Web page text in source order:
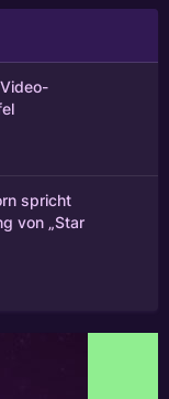
spricht
von „Star